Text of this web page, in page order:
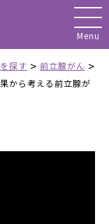
探す > 前立腺がん >
から考える前立腺が